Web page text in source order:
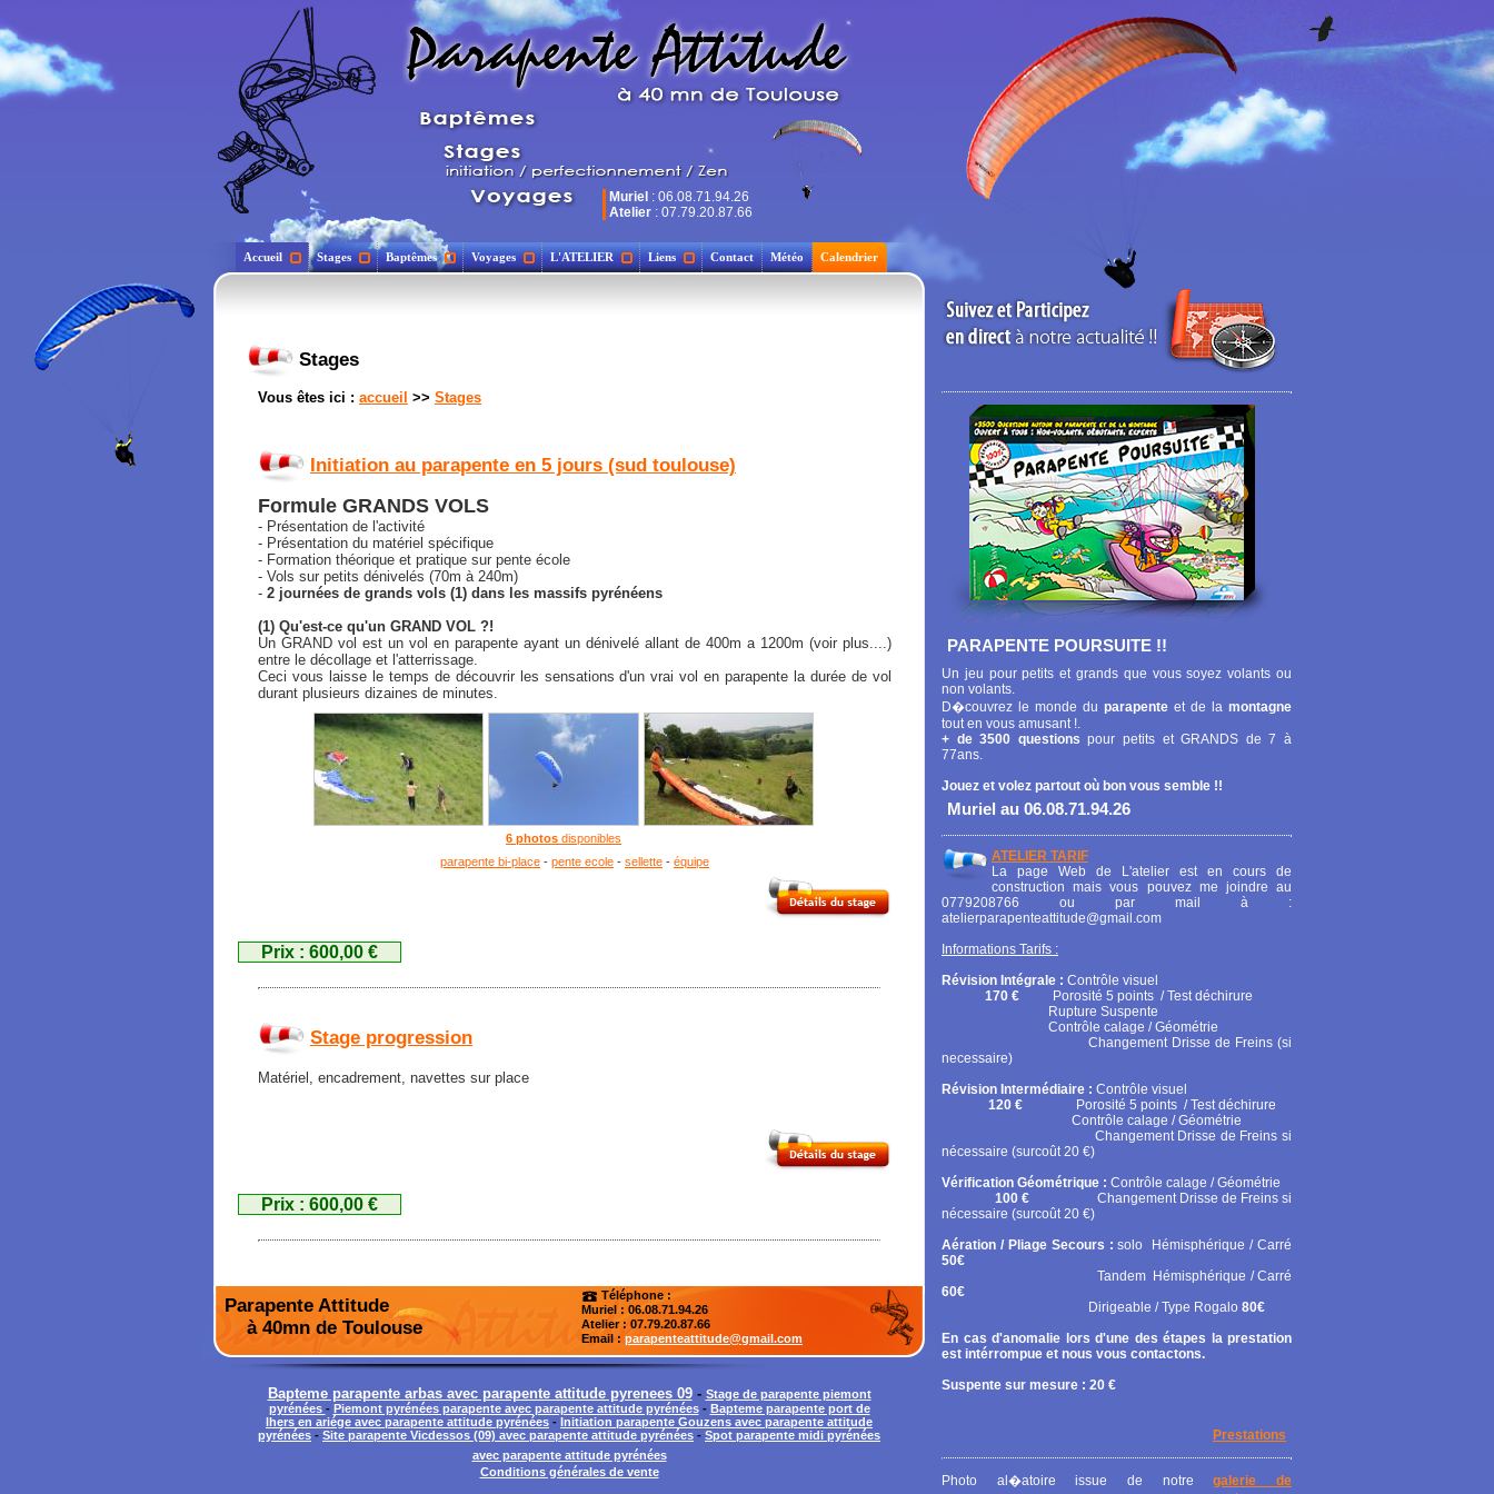
Muriel : 06.08.71.94.26
Atelier : 07.79.20.87.66
Accueil Stages Baptêmes Voyages L'ATELIER Liens Contact Météo Calendrier
Stages
Vous êtes ici : accueil >> Stages
Initiation au parapente en 5 jours (sud toulouse)
Formule GRANDS VOLS
- Présentation de l'activité
- Présentation du matériel spécifique
- Formation théorique et pratique sur pente école
- Vols sur petits dénivelés (70m à 240m)
- 2 journées de grands vols (1) dans les massifs pyrénéens
(1) Qu'est-ce qu'un GRAND VOL ?!
Un GRAND vol est un vol en parapente ayant un dénivelé allant de 400m a 1200m (voir plus....)
entre le décollage et l'atterrissage.
Ceci vous laisse le temps de découvrir les sensations d'un vrai vol en parapente la durée de vol
durant plusieurs dizaines de minutes.
6 photos disponibles
parapente bi-place - pente ecole - sellette - équipe
Prix : 600,00 €
Stage progression
Matériel, encadrement, navettes sur place
Prix : 600,00 €
Parapente Attitude
à 40mn de Toulouse
Téléphone :
Muriel : 06.08.71.94.26
Atelier: 07.79.20.87.66
Email : parapenteattitude@gmail.com
Bapteme parapente arbas avec parapente attitude pyrenees 09- Stage de parapente piemont
pyrénées - Piemont pyrénées parapente avec parapente attitude pyrénées- Bapteme parapente port de
lhers en ariége avec parapente attitude pyrénées - Initiation parapente Gouzens avec parapente attitude
pyrénées - Site parapente Vicdessos (09) avec parapente attitude pyrénées - Spot parapente midi pyrénées
avec parapente attitude pyrénées
Conditions générales de vente
PARAPENTE POURSUITE !!
Un jeu pour petits et grands que vous soyez volants ou
non volants.
D�couvrez le monde du parapente et de la montagne
tout en vous amusant !.
+ de 3500 questions pour petits et GRANDS de 7 à
77ans.
Jouez et volez partout où bon vous semble !!
Muriel au 06.08.71.94.26
ATELIER TARIF
La page Web de L'atelier est en cours de
construction mais vous pouvez me joindre au
0779208766 ou par mail à :
atelierparapenteattitude@gmail.com
Informations Tarifs :
Révision Intégrale : Contrôle visuel
170 € Porosité 5 points / Test déchirure
Rupture Suspente
Contrôle calage / Géométrie
Changement Drisse de Freins (si
necessaire)
Révision Intermédiaire : Contrôle visuel
120 € Porosité 5 points / Test déchirure
Contrôle calage / Géométrie
Changement Drisse de Freins si
nécessaire (surcoût 20 €)
Vérification Géométrique : Contrôle calage / Géométrie
100 € Changement Drisse de Freins si
nécessaire (surcoût 20 €)
Aération / Pliage Secours :solo
Hémisphérique / Carré
50€
Tandem Hémisphérique / Carré
60€
Dirigeable / Type Rogalo 80€
En cas d'anomalie lors d'une des étapes la prestation
est intérrompue et nous vous contactons.
Suspente sur mesure : 20 €
Prestations
Photo al�atoire issue de notregalerie de